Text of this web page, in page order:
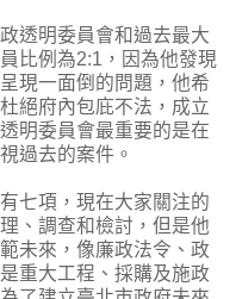
透明委員會和過去最大
比例為2:1，因為他發現
現一面倒的問題，他希
絕府內包庇不法，成立
明委員會最重要的是在
過去的案件。
七項，現在大家關注的
、調查和檢討，但是他
未來，像廉政法令、政
重大工程、採購及施政